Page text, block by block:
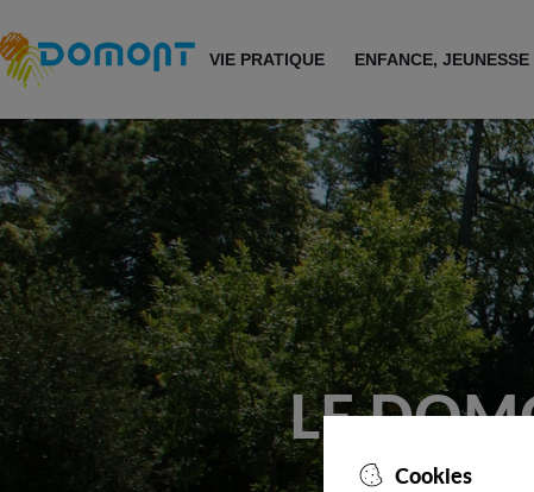
Cookies
Accéder au contenu
VIE PRATIQUE ENFANCE, JEUNESSE
LE